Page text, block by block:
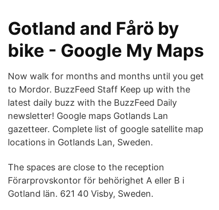
Gotland and Fårö by
bike - Google My Maps
Now walk for months and months until you get
to Mordor. BuzzFeed Staff Keep up with the
latest daily buzz with the BuzzFeed Daily
newsletter! Google maps Gotlands Lan
gazetteer. Complete list of google satellite map
locations in Gotlands Lan, Sweden.
The spaces are close to the reception
Förarprovskontor för behörighet A eller B i
Gotland län. 621 40 Visby, Sweden.